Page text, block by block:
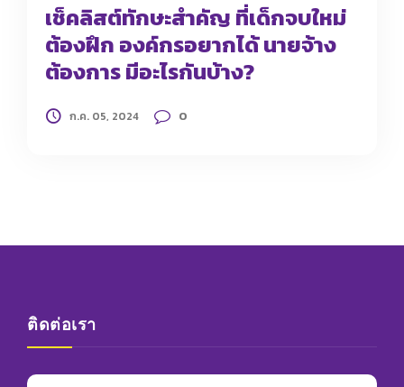
เช็คลิสต์ทักษะสำคัญ ที่เด็กจบใหม่
ต้องฝึก องค์กรอยากได้ นายจ้าง
ต้องการ มีอะไรกันบ้าง?
ก.ค. 05, 2024 0
ติดต่อเรา